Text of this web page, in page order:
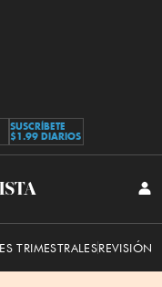
SUSCRÍBETE
$1.99 DIARIOS
TRIMESTRALESREVISIÓN